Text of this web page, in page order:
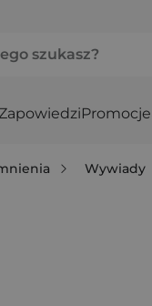
Promocje
Wywiady